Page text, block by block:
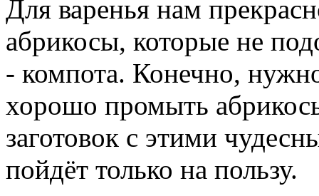
Для варенья нам
абрикосы, которые не
- компота. Конечно,
хорошо промыть
заготовок с этими
пойдёт только на пользу.